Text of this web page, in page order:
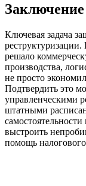
Ключевая задача
реструктуризации.
решало
производства,
не просто
Подтвердить это
управленческими
штатными
выстроить
помощь